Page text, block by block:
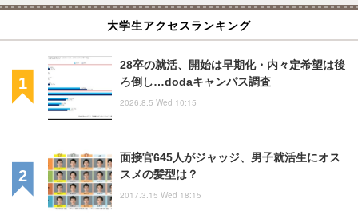
大学生アクセスランキング
28卒の就活、開始は早期化・内々定希望は後
ろ倒し…dodaキャンパス調査
2026.8.5 Wed 10:15
面接官645人がジャッジ、男子就活生にオス
スメの髪型は？
2017.3.15 Wed 18:15